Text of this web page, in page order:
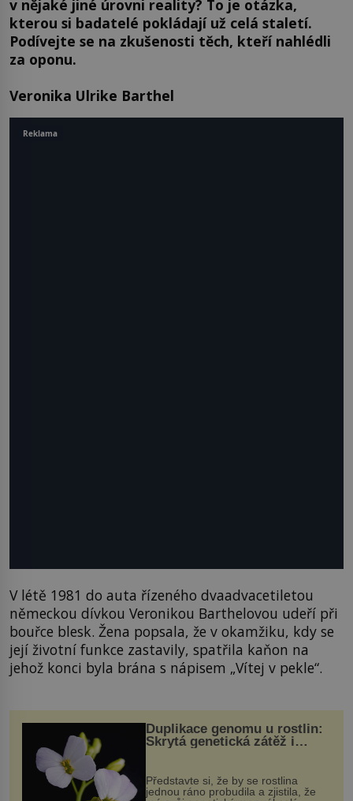
v nějaké jiné úrovni reality? To je otázka,
kterou si badatelé pokládají už celá staletí.
Podívejte se na zkušenosti těch, kteří nahlédli
za oponu.
Veronika Ulrike Barthel
V létě 1981 do auta řízeného dvaadvacetiletou
německou dívkou Veronikou Barthelovou udeří při
bouřce blesk. Žena popsala, že v okamžiku, kdy se
její životní funkce zastavily, spatřila kaňon na
jehož konci byla brána s nápisem „Vítej v pekle“.
Duplikace genomu u rostlin:
Skrytá genetická zátěž i
Představte si, že by se rostlina
jednou ráno probudila a zjistila, že
Reklama